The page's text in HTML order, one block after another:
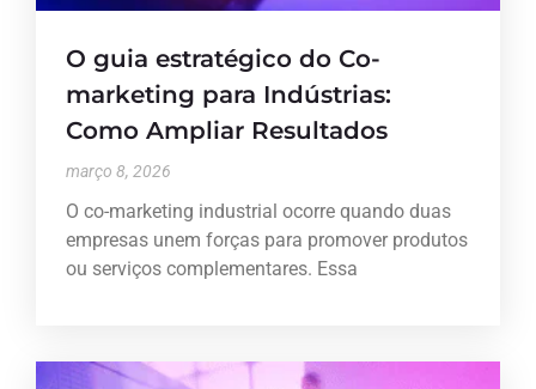
O guia estratégico do Co-
marketing para Indústrias:
Como Ampliar Resultados
março 8, 2026
O co-marketing industrial ocorre quando duas
empresas unem forças para promover produtos
ou serviços complementares. Essa